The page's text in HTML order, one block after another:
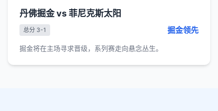
丹佛掘金 vs 菲尼克斯太阳
总分 3-1 掘金领先
掘金将在主场寻求晋级，系列赛走向悬念丛生。